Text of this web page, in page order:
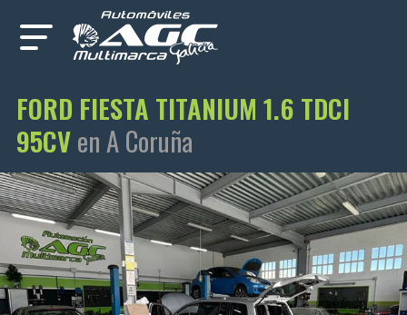
FORD FIESTA TITANIUM 1.6 TDCI
95CVen A Coruña